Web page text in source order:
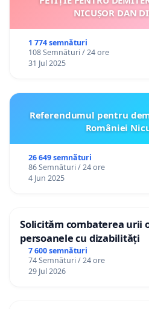
NICUȘOR DAN
1 774 semnături
108 Semnături / 24 ore
31 Jul 2025
Referendumul pentru
României
26 649 semnături
86 Semnături / 24 ore
4 Jun 2025
Solicităm combaterea urii
persoanele cu dizabilități
7 600 semnături
74 Semnături / 24 ore
29 Jul 2026